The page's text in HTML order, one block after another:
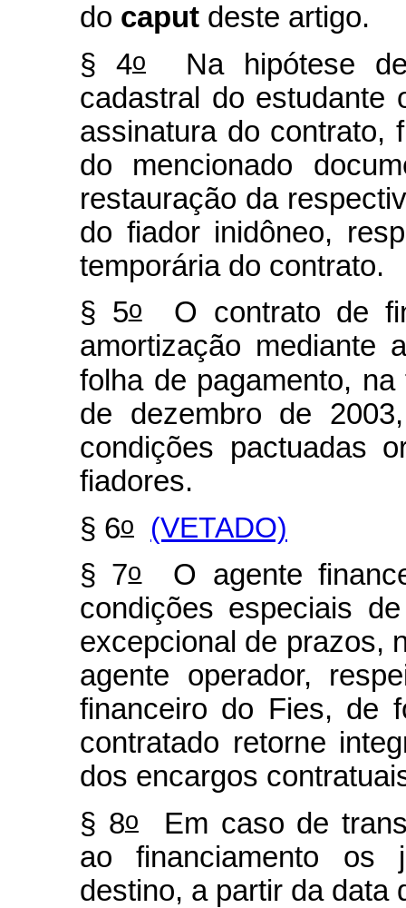
do caput deste artigo.
§ 4o
Na hipótese de
cadastral do estudante
assinatura do contrato,
do mencionado
restauração da
do fiador inidôneo,
temporária do contrato.
§ 5oO contrato de
amortização mediante
folha de pagamento,
de dezembro de
condições pactuadas
fiadores.
§ 6o
(VETADO)
§ 7oO agente
condições especiais
excepcional de prazos,
agente operador,
financeiro do Fies, de
contratado retorne
dos encargos
§ 8oEm caso de
ao financiamento os
destino, a partir da data